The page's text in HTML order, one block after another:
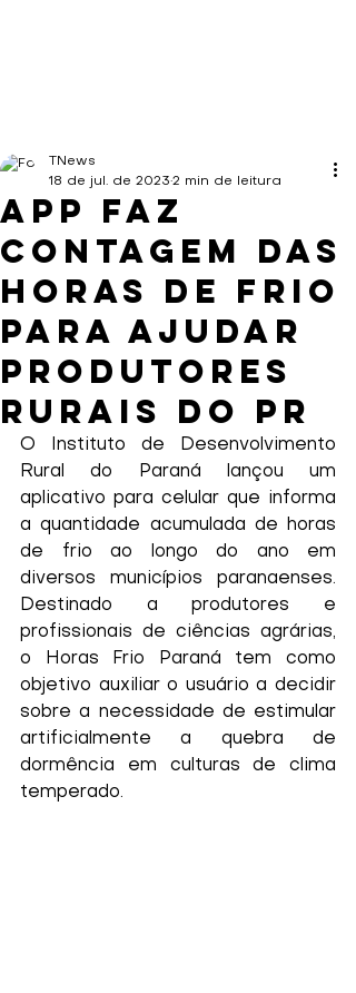
App faz
contagem das
horas de frio
para ajudar
produtores
rurais do PR
TNews
18 de jul. de 2023 2 min de leitura
O Instituto de Desenvolvimento
Rural do Paraná lançou um
aplicativo para celular que informa
a quantidade acumulada de horas
de frio ao longo do ano em
diversos municípios paranaenses.
Destinado a produtores e
profissionais de ciências agrárias,
o Horas Frio Paraná tem como
objetivo auxiliar o usuário a decidir
sobre a necessidade de estimular
artificialmente a quebra de
dormência em culturas de clima
temperado.